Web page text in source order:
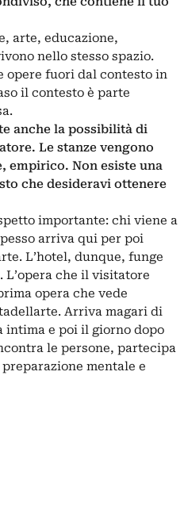
arte, educazione,
nello stesso spazio.
opere fuori dal contesto in
il contesto è parte
anche la possibilità di
Le stanze vengono
empirico. Non esiste una
che desideravi ottenere
importante: chi viene a
arriva qui per poi
L’hotel, dunque, funge
. L’opera che il visitatore
opera che vede
Arriva magari di
intima e poi il giorno dopo
le persone, partecipa
mentale e